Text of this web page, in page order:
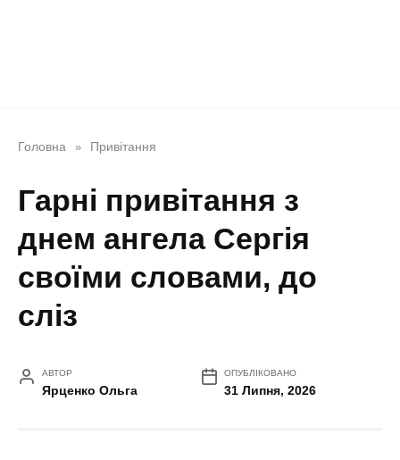
Головна » Привітання
Гарні привітання з
днем ангела Сергія
своїми словами, до
сліз
АВТОР
Ярценко Ольга
ОПУБЛІКОВАНО
31 Липня, 2026